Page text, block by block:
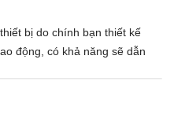
bị do chính bạn thiết kế
động, có khả năng sẽ dẫn